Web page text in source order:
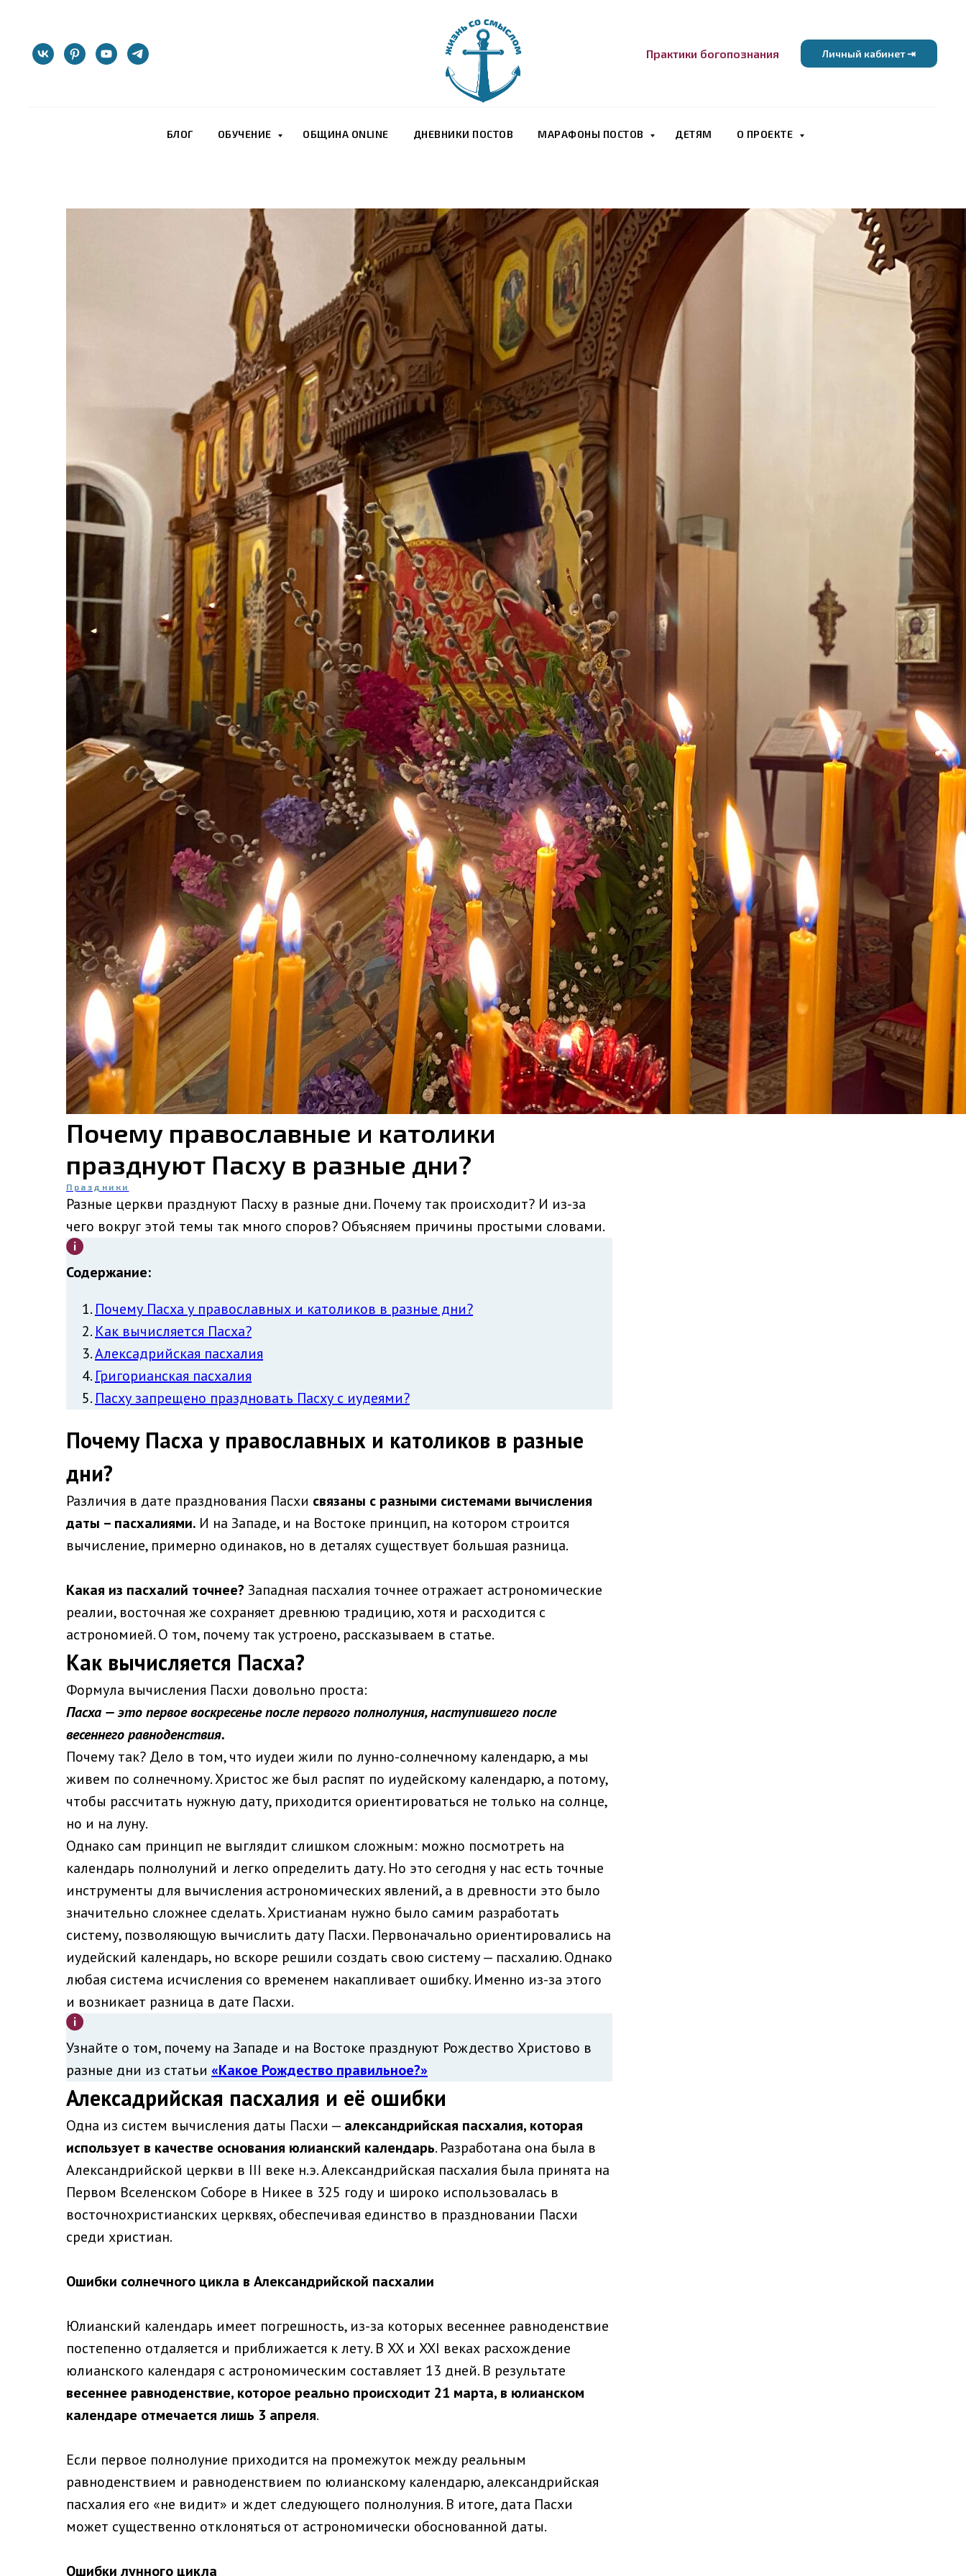
Практики богопознания Личный кабинет ⇥
БЛОГ ОБУЧЕНИЕ ОБЩИНА ONLINE ДНЕВНИКИ ПОСТОВ МАРАФОНЫ ПОСТОВ ДЕТЯМ О ПРОЕКТЕ
Почему православные и католики
празднуют Пасху в разные дни?
Праздники
Разные церкви празднуют Пасху в разные дни. Почему так происходит? И из-за
чего вокруг этой темы так много споров? Объясняем причины простыми словами.
Содержание:
Почему Пасха у православных и католиков в разные дни?
Как вычисляется Пасха?
Алексадрийская пасхалия
Григорианская пасхалия
Пасху запрещено праздновать Пасху с иудеями?
Почему Пасха у православных и католиков в разные
дни?
Различия в дате празднования Пасхи связаны с разными системами вычисления
даты – пасхалиями. И на Западе, и на Востоке принцип, на котором строится
вычисление, примерно одинаков, но в деталях существует большая разница.
Какая из пасхалий точнее? Западная пасхалия точнее отражает астрономические
реалии, восточная же сохраняет древнюю традицию, хотя и расходится с
астрономией. О том, почему так устроено, рассказываем в статье.
Как вычисляется Пасха?
Формула вычисления Пасхи довольно проста:
Пасха — это первое воскресенье после первого полнолуния, наступившего после
весеннего равноденствия.
Почему так? Дело в том, что иудеи жили по лунно-солнечному календарю, а мы
живем по солнечному. Христос же был распят по иудейскому календарю, а потому,
чтобы рассчитать нужную дату, приходится ориентироваться не только на солнце,
но и на луну.
Однако сам принцип не выглядит слишком сложным: можно посмотреть на
календарь полнолуний и легко определить дату. Но это сегодня у нас есть точные
инструменты для вычисления астрономических явлений, а в древности это было
значительно сложнее сделать. Христианам нужно было самим разработать
систему, позволяющую вычислить дату Пасхи. Первоначально ориентировались на
иудейский календарь, но вскоре решили создать свою систему — пасхалию. Однако
любая система исчисления со временем накапливает ошибку. Именно из-за этого
и возникает разница в дате Пасхи.
Узнайте о том, почему на Западе и на Востоке празднуют Рождество Христово в
разные дни из статьи «Какое Рождество правильное?»
Алексадрийская пасхалия и её ошибки
Одна из систем вычисления даты Пасхи — александрийская пасхалия, которая
использует в качестве основания юлианский календарь. Разработана она была в
Александрийской церкви в III веке н.э. Александрийская пасхалия была принята на
Первом Вселенском Соборе в Никее в 325 году и широко использовалась в
восточнохристианских церквях, обеспечивая единство в праздновании Пасхи
среди христиан.
Ошибки солнечного цикла в Александрийской пасхалии
Юлианский календарь имеет погрешность, из-за которых весеннее равноденствие
постепенно отдаляется и приближается к лету. В XX и XXI веках расхождение
юлианского календаря с астрономическим составляет 13 дней. В результате
весеннее равноденствие, которое реально происходит 21 марта, в юлианском
календаре отмечается лишь 3 апреля.
Если первое полнолуние приходится на промежуток между реальным
равноденствием и равноденствием по юлианскому календарю, александрийская
пасхалия его «не видит» и ждет следующего полнолуния. В итоге, дата Пасхи
может существенно отклоняться от астрономически обоснованной даты.
Ошибки лунного цикла